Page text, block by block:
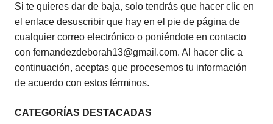
Si te quieres dar de baja, solo tendrás que hacer clic en
el enlace desuscribir que hay en el pie de página de
cualquier correo electrónico o poniéndote en contacto
con fernandezdeborah13@gmail.com. Al hacer clic a
continuación, aceptas que procesemos tu información
de acuerdo con estos términos.
CATEGORÍAS DESTACADAS